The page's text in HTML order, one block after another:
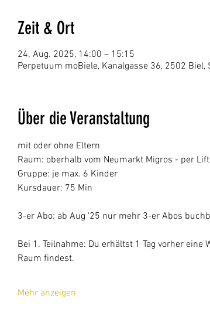
Zeit & Ort
24. Aug. 2025, 14:00 – 15:15
Perpetuum moBiele, Kanalgasse 36, 2502 Biel,
Über die Veranstaltung
mit oder ohne Eltern
Raum: oberhalb vom Neumarkt Migros - per
Gruppe: je max. 6 Kinder
Kursdauer: 75 Min
3-er Abo: ab Aug '25 nur mehr 3-er Abos
Bei 1. Teilnahme: Du erhältst 1 Tag vorher
Raum findest.
Mehr anzeigen